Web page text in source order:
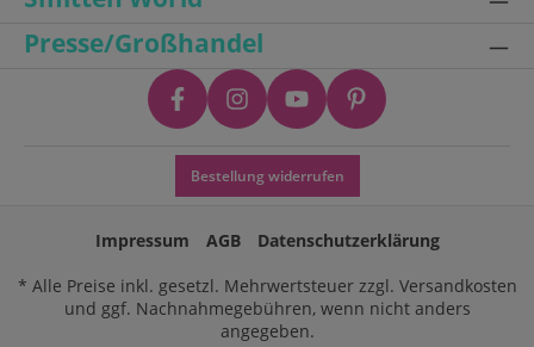
Presse/Großhandel
Bestellung widerrufen
Impressum AGB
Datenschutzerklärung
* Alle Preise inkl. gesetzl. Mehrwertsteuer zzgl. Versandkosten
und ggf. Nachnahmegebühren, wenn nicht anders
angegeben.